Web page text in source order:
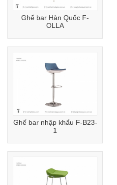
Ghế bar Hàn Quốc F-
OLLA
Ghế bar nhập khẩu F-B23-
1